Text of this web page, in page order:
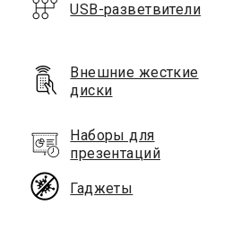
USB-разветвители
Внешние жесткие
диски
Наборы для
презентаций
Гаджеты